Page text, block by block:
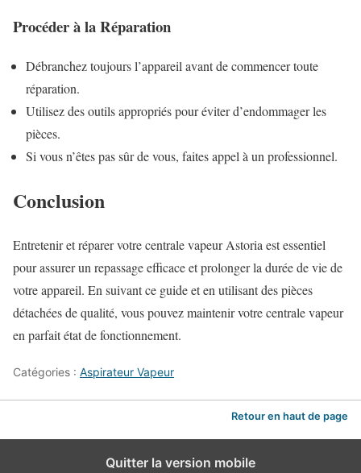
Procéder à la Réparation
Débranchez toujours l’appareil avant de commencer toute
réparation.
Utilisez des outils appropriés pour éviter d’endommager les
pièces.
Si vous n’êtes pas sûr de vous, faites appel à un professionnel.
Conclusion
Entretenir et réparer votre centrale vapeur Astoria est essentiel
pour assurer un repassage efficace et prolonger la durée de vie de
votre appareil. En suivant ce guide et en utilisant des pièces
détachées de qualité, vous pouvez maintenir votre centrale vapeur
en parfait état de fonctionnement.
Catégories : Aspirateur Vapeur
Retour en haut de page
Quitter la version mobile